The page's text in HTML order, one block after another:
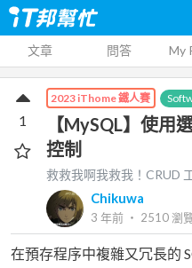
文章 問答 My
2023 iThome 鐵人賽
【MySQL】使用
控制
救救我啊我救我！CRUD
Chikuwa
3 年前 ‧ 2510瀏
1
在預存程序中複雜又冗長的